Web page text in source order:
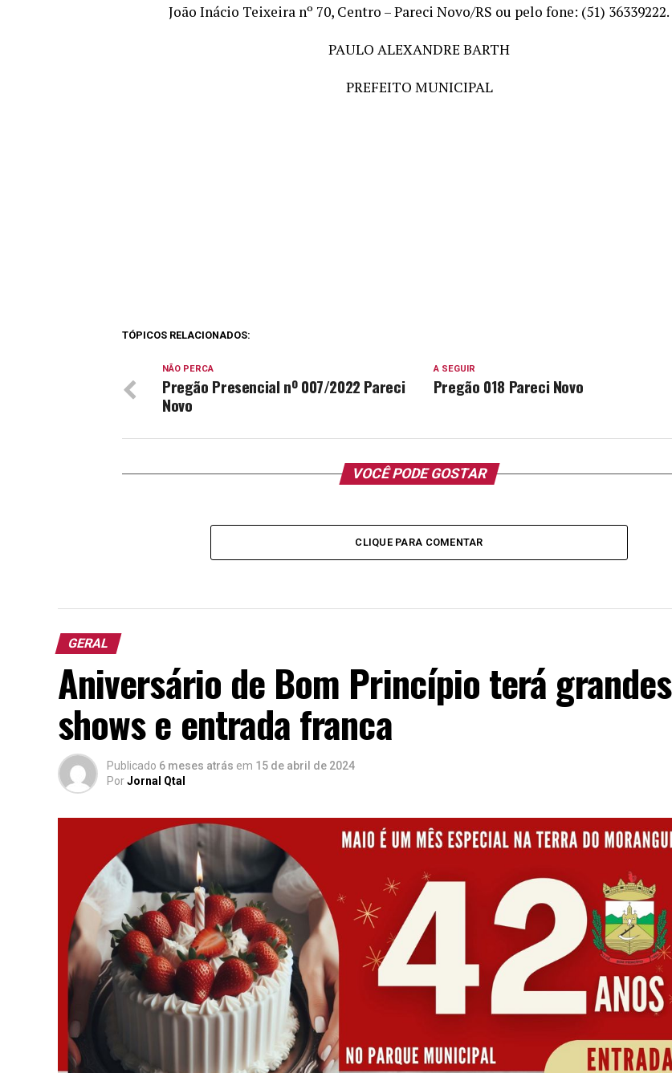
João Inácio Teixeira nº 70, Centro – Pareci Novo/RS ou pelo fone: (51) 36339222.
PAULO ALEXANDRE BARTH
PREFEITO MUNICIPAL
TÓPICOS RELACIONADOS:
A SEGUIR
Pregão 018 Pareci Novo
NÃO PERCA
Pregão Presencial nº 007/2022 Pareci
Novo
VOCÊ PODE GOSTAR
CLIQUE PARA COMENTAR
GERAL
Aniversário de Bom Princípio terá grandes
shows e entrada franca
Publicado 6 meses atrás em 15 de abril de 2024
PorJornal Qtal